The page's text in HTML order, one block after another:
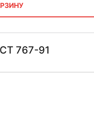
767-91